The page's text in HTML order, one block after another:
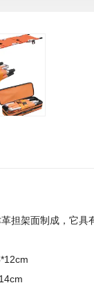
担架面制成，它具